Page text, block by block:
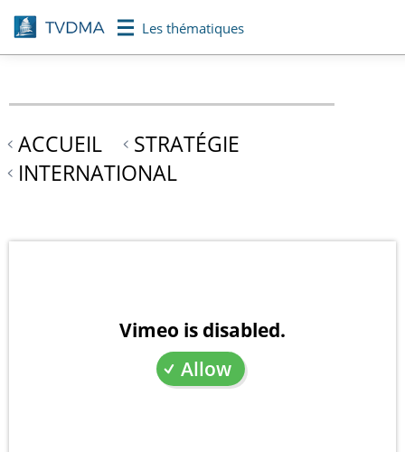
Aller
au
contenu
Les thématiques
ACCUEIL
STRATÉGIE
INTERNATIONAL
Vimeo is disabled.
Allow